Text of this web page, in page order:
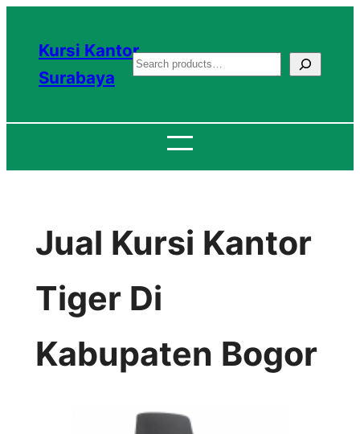
konten
Kursi Kantor
Surabaya
S
a
c
Jual Kursi Kantor
Tiger Di
Kabupaten Bogor